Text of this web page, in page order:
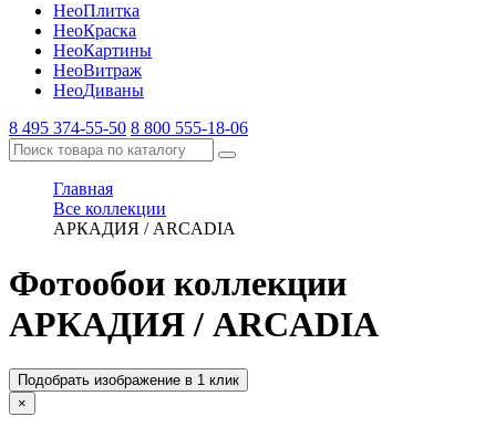
НеоПлитка
НеоКраска
НеоКартины
НеоВитраж
НеоДиваны
8 495 374-55-50 8 800 555-18-06
Главная
Все коллекции
АРКАДИЯ / ARCADIA
Фотообои коллекции
АРКАДИЯ / ARCADIA
Подобрать изображение в 1 клик
×